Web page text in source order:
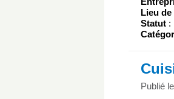
Lieu
Statut :
Publié